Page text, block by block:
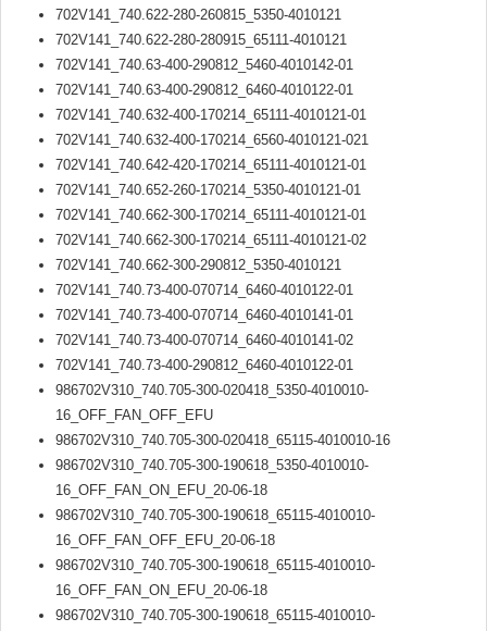
702V141_740.622-280-260815_5350-4010121
702V141_740.622-280-280915_65111-4010121
702V141_740.63-400-290812_5460-4010142-01
702V141_740.63-400-290812_6460-4010122-01
702V141_740.632-400-170214_65111-4010121-01
702V141_740.632-400-170214_6560-4010121-021
702V141_740.642-420-170214_65111-4010121-01
702V141_740.652-260-170214_5350-4010121-01
702V141_740.662-300-170214_65111-4010121-01
702V141_740.662-300-170214_65111-4010121-02
702V141_740.662-300-290812_5350-4010121
702V141_740.73-400-070714_6460-4010122-01
702V141_740.73-400-070714_6460-4010141-01
702V141_740.73-400-070714_6460-4010141-02
702V141_740.73-400-290812_6460-4010122-01
986702V310_740.705-300-020418_5350-4010010-
16_OFF_FAN_OFF_EFU
986702V310_740.705-300-020418_65115-4010010-16
986702V310_740.705-300-190618_5350-4010010-
16_OFF_FAN_ON_EFU_20-06-18
986702V310_740.705-300-190618_65115-4010010-
16_OFF_FAN_OFF_EFU_20-06-18
986702V310_740.705-300-190618_65115-4010010-
16_OFF_FAN_ON_EFU_20-06-18
986702V310_740.705-300-190618_65115-4010010-